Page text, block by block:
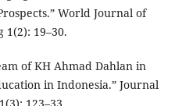
World Journal of
19–30.
of KH Ahmad Dahlan in
in Indonesia.” Journal